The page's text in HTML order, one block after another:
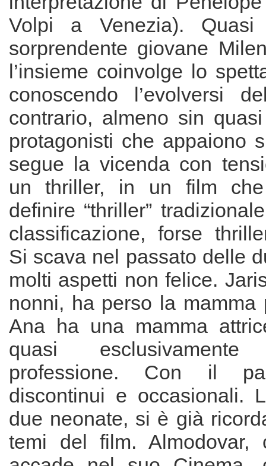
Volpi a Venezia).
sorprendente giovane
l’insieme coinvolge lo
conoscendo l’evolversi
contrario, almeno sin
protagonisti che appaiono
segue la vicenda con
un thriller, in un film
definire “thriller”
classificazione, forse
Si scava nel passato delle
molti aspetti non felice.
nonni, ha perso la mamma
Ana ha una mamma
quasi
professione. Con il
discontinui e occasionali.
due neonate, si è già
temi del film. Almodovar,